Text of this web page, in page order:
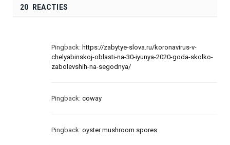
20 REACTIES
Pingback: https://zabytye-slova.ru/koronavirus-v-
chelyabinskoj-oblasti-na-30-iyunya-2020-goda-skolko-
zabolevshih-na-segodnya/
Pingback: coway
Pingback: oyster mushroom spores